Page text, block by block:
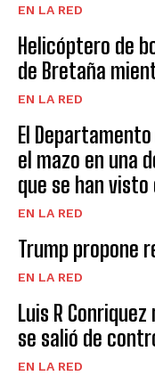
EN LA RED
Helicóptero de
de Bretaña
EN LA RED
El
el mazo en una
que se han
EN LA RED
Trump propone
EN LA RED
Luis R
se salió de
EN LA RED